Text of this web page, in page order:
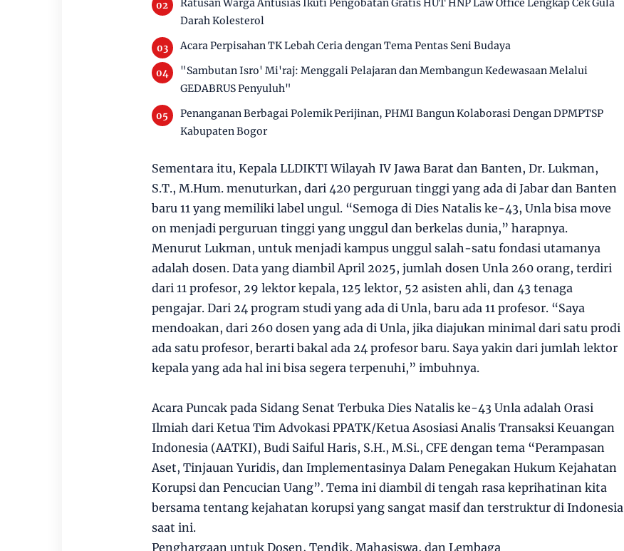
Ratusan Warga Antusias Ikuti Pengobatan Gratis HUT HNP Law Office Lengkap Cek Gula
Darah Kolesterol
Acara Perpisahan TK Lebah Ceria dengan Tema Pentas Seni Budaya
"Sambutan Isro' Mi'raj: Menggali Pelajaran dan Membangun Kedewasaan Melalui
GEDABRUS Penyuluh"
Penanganan Berbagai Polemik Perijinan, PHMI Bangun Kolaborasi Dengan DPMPTSP
Kabupaten Bogor
Sementara itu, Kepala LLDIKTI Wilayah IV Jawa Barat dan Banten, Dr. Lukman,
S.T., M.Hum. menuturkan, dari 420 perguruan tinggi yang ada di Jabar dan Banten
baru 11 yang memiliki label ungul. “Semoga di Dies Natalis ke-43, Unla bisa move
on menjadi perguruan tinggi yang unggul dan berkelas dunia,” harapnya.
Menurut Lukman, untuk menjadi kampus unggul salah-satu fondasi utamanya
adalah dosen. Data yang diambil April 2025, jumlah dosen Unla 260 orang, terdiri
dari 11 profesor, 29 lektor kepala, 125 lektor, 52 asisten ahli, dan 43 tenaga
pengajar. Dari 24 program studi yang ada di Unla, baru ada 11 profesor. “Saya
mendoakan, dari 260 dosen yang ada di Unla, jika diajukan minimal dari satu prodi
ada satu profesor, berarti bakal ada 24 profesor baru. Saya yakin dari jumlah lektor
kepala yang ada hal ini bisa segera terpenuhi,” imbuhnya.
Acara Puncak pada Sidang Senat Terbuka Dies Natalis ke-43 Unla adalah Orasi
Ilmiah dari Ketua Tim Advokasi PPATK/Ketua Asosiasi Analis Transaksi Keuangan
Indonesia (AATKI), Budi Saiful Haris, S.H., M.Si., CFE dengan tema “Perampasan
Aset, Tinjauan Yuridis, dan Implementasinya Dalam Penegakan Hukum Kejahatan
Korupsi dan Pencucian Uang”. Tema ini diambil di tengah rasa keprihatinan kita
bersama tentang kejahatan korupsi yang sangat masif dan terstruktur di Indonesia
saat ini.
Penghargaan untuk Dosen, Tendik, Mahasiswa, dan Lembaga